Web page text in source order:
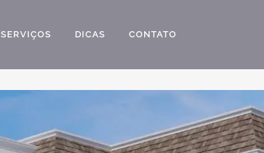
SERVIÇOS DICAS CONTATO